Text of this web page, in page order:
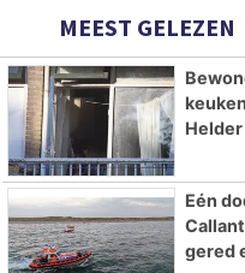
MEEST GELEZEN
Helder
Eén
gered